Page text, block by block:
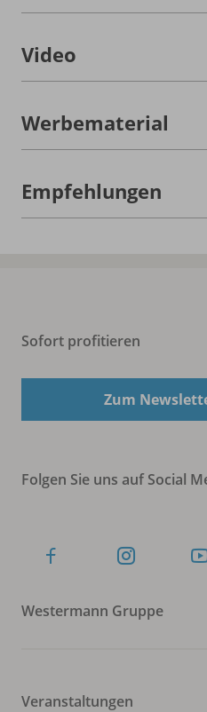
Video
Werbematerial
Empfehlungen
Sofort profitieren
Zum
Folgen Sie uns auf Social
Westermann Gruppe
Veranstaltungen